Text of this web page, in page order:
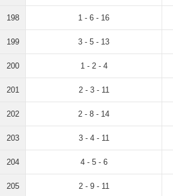
198 1 - 6 - 16
199 3 - 5 - 13
200 1 - 2 - 4
201 2 - 3 - 11
202 2 - 8 - 14
203 3 - 4 - 11
204 4 - 5 - 6
205 2 - 9 - 11